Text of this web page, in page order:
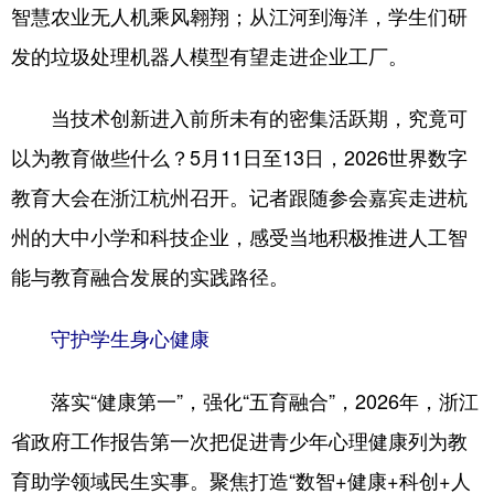
智慧农业无人机乘风翱翔；从江河到海洋，学生们研
发的垃圾处理机器人模型有望走进企业工厂。
当技术创新进入前所未有的密集活跃期，究竟可
以为教育做些什么？5月11日至13日，2026世界数字
教育大会在浙江杭州召开。记者跟随参会嘉宾走进杭
州的大中小学和科技企业，感受当地积极推进人工智
能与教育融合发展的实践路径。
守护学生身心健康
落实“健康第一”，强化“五育融合”，2026年，浙江
省政府工作报告第一次把促进青少年心理健康列为教
育助学领域民生实事。聚焦打造“数智+健康+科创+人